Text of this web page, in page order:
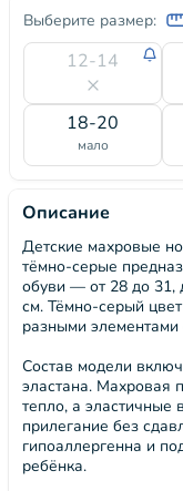
Выберите размер:
12-14
18-20
мало
Описание
Детские махровые
тёмно-серые
обуви — от 28 до 31,
см. Тёмно-серый
разными
Состав модели
эластана. Махровая
тепло, а эластичные
прилегание без
гипоаллергенна и
ребёнка.